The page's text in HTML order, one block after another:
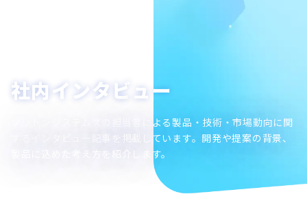
社内インタビュー
ソリトンシステムズの担当者による製品・技術・市場動向に関
するインタビュー記事を掲載しています。開発や提案の背景、
製品に込めた考え方を紹介します。